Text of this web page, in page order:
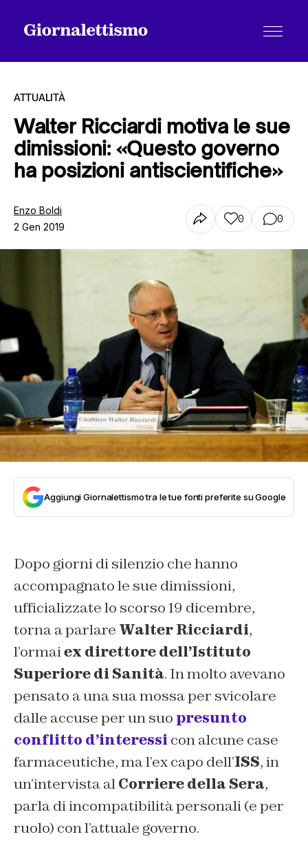
Tutti gli articoli
Chi siamo
ATTUALITÀ
Walter Ricciardi motiva le sue
dimissioni: «Questo governo
ha posizioni antiscientifiche»
Enzo Boldi
2 Gen 2019
0 0
Aggiungi Giornalettismo tra le tue fonti preferite su Google
Dopo giorni di silenzio che hanno
accompagnato le sue dimissioni,
ufficializzate lo scorso 19 dicembre,
torna a parlare Walter Ricciardi,
l’ormaiex direttore dell’Istituto
Superiore di Sanità. In molto avevano
pensato a una sua mossa per svicolare
dalle accuse per un suo presunto
conflitto d’interessi con alcune case
farmaceutiche, ma l’ex capo dell’ISS, in
un’intervista alCorriere della Sera,
parla di incompatibilità personali (e per
ruolo) con l’attuale governo.